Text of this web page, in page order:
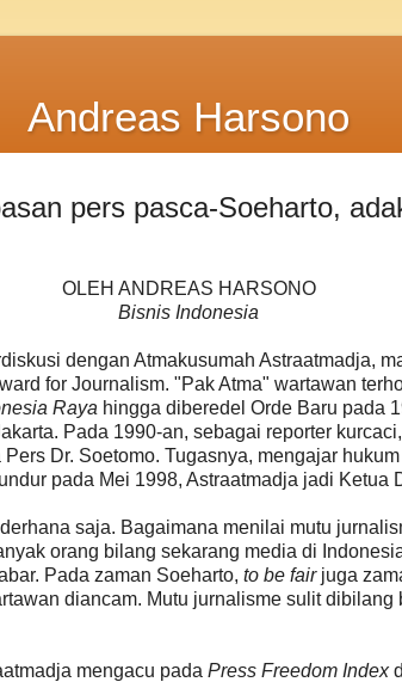
Andreas Harsono
pers pasca-Soeharto,
OLEH ANDREAS HARSONO
Bisnis Indonesia
dengan Atmakusumah Astraatmadja,
for Journalism. "Pak Atma" wartawan
Raya hingga diberedel Orde Baru pada
Pada 1990-an, sebagai reporter
Dr. Soetomo. Tugasnya, mengajar
pada Mei 1998, Astraatmadja jadi Ketua
saja. Bagaimana menilai mutu
orang bilang sekarang media di
Pada zaman Soeharto, to be fairjuga
diancam. Mutu jurnalisme sulit dibilang
mengacu pada Press Freedom Index